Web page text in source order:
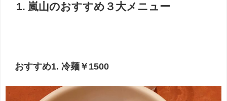
1. 嵐山のおすすめ３大メニュー
おすすめ1. 冷麺￥1500